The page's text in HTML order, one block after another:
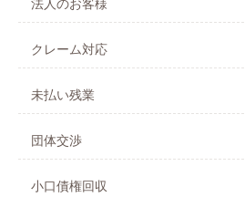
クレーム対応
未払い残業
団体交渉
小口債権回収